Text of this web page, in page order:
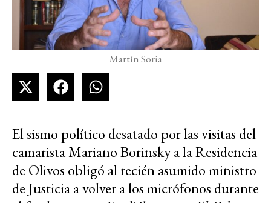
Martín Soria
El sismo político desatado por las visitas del
camarista Mariano Borinsky a la Residencia
de Olivos obligó al recién asumido ministro
de Justicia a volver a los micrófonos durante